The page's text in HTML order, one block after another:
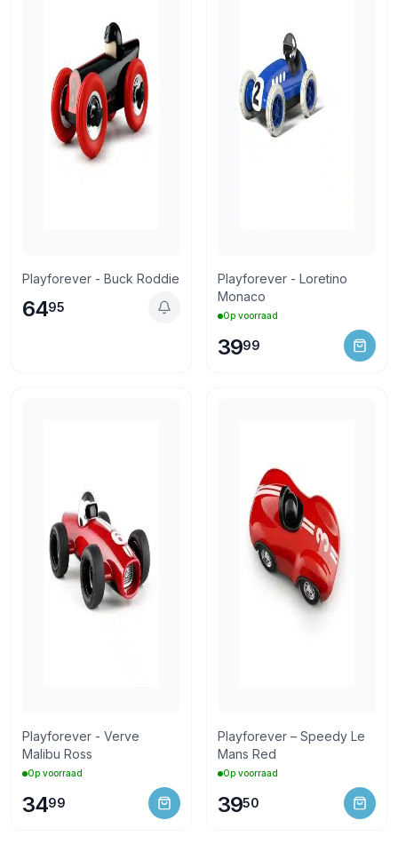
Playforever - Buck Roddie
6495
Playforever - Loretino
Monaco
Op voorraad
3999
Playforever - Verve
Malibu Ross
Op voorraad
3499
Playforever – Speedy Le
Mans Red
Op voorraad
3950